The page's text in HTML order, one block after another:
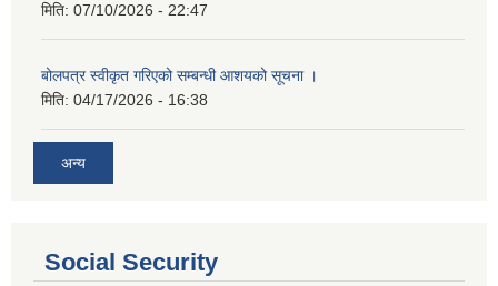
मिति: 07/10/2026 - 22:47
बोलपत्र स्वीकृत गरिएको सम्बन्धी आशयको सूचना ।
मिति: 04/17/2026 - 16:38
अन्य
Social Security